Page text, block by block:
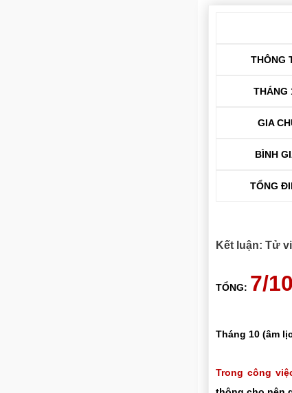
THÔNG
THÁNG
GIA
BÌNH
TỔNG
Kết luận: Tử
TỔNG: 7/
Tháng 10 (âm
Trong công